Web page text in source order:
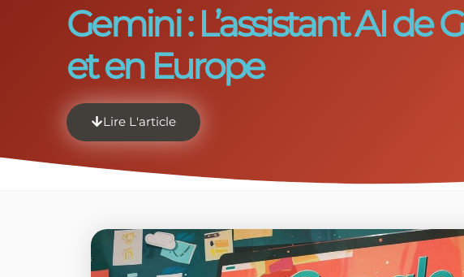
Gemini : L’assistant AI
et en Europe
Lire L'article